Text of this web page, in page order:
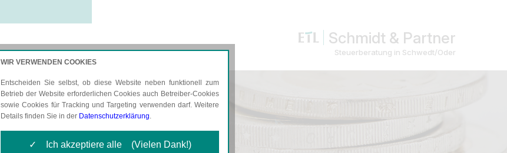
Schmidt & Partner
Steuerberatung in Schwedt/Oder
AKTUELLES KARRIERE
WIR VERWENDEN COOKIES
Entscheiden Sie selbst, ob diese Website neben funktionell zum
Betrieb der Website erforderlichen Cookies auch Betreiber-Cookies
sowie Cookies für Tracking und Targeting verwenden darf. Weitere
Details finden Sie in der Datenschutzerklärung.
✓ Ich akzeptiere alle (Vielen Dank!)